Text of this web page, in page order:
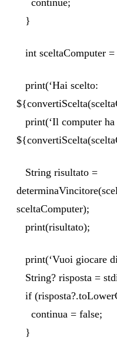
continue;
}
int sceltaComputer
print(‘Hai scelto:
print(‘Il computer ha
String risultato =
sceltaComputer);
print(risultato);
print(‘Vuoi giocare
String? risposta =
if
continua = false;
}